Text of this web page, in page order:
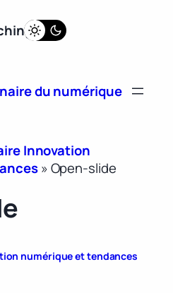
du numérique
Innovation
»Open-slide
numérique et tendances